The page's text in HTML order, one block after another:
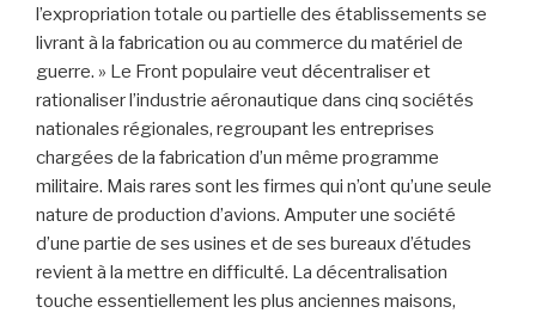
l’expropriation totale ou partielle des établissements se
livrant à la fabrication ou au commerce du matériel de
guerre. » Le Front populaire veut décentraliser et
rationaliser l’industrie aéronautique dans cinq sociétés
nationales régionales, regroupant les entreprises
chargées de la fabrication d’un même programme
militaire. Mais rares sont les firmes qui n’ont qu’une seule
nature de production d’avions. Amputer une société
d’une partie de ses usines et de ses bureaux d’études
revient à la mettre en difficulté. La décentralisation
touche essentiellement les plus anciennes maisons,